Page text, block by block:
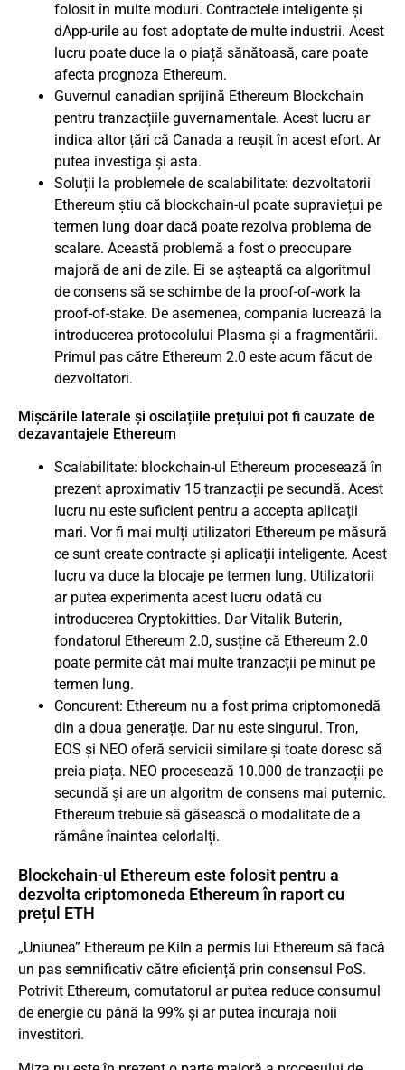
folosit în multe moduri. Contractele inteligente și
dApp-urile au fost adoptate de multe industrii. Acest
lucru poate duce la o piață sănătoasă, care poate
afecta prognoza Ethereum.
Guvernul canadian sprijină Ethereum Blockchain
pentru tranzacțiile guvernamentale. Acest lucru ar
indica altor țări că Canada a reușit în acest efort. Ar
putea investiga și asta.
Soluții la problemele de scalabilitate: dezvoltatorii
Ethereum știu că blockchain-ul poate supraviețui pe
termen lung doar dacă poate rezolva problema de
scalare. Această problemă a fost o preocupare
majoră de ani de zile. Ei se așteaptă ca algoritmul
de consens să se schimbe de la proof-of-work la
proof-of-stake. De asemenea, compania lucrează la
introducerea protocolului Plasma și a fragmentării.
Primul pas către Ethereum 2.0 este acum făcut de
dezvoltatori.
Mișcările laterale și oscilațiile prețului pot fi cauzate de
dezavantajele Ethereum
Scalabilitate: blockchain-ul Ethereum procesează în
prezent aproximativ 15 tranzacții pe secundă. Acest
lucru nu este suficient pentru a accepta aplicații
mari. Vor fi mai mulți utilizatori Ethereum pe măsură
ce sunt create contracte și aplicații inteligente. Acest
lucru va duce la blocaje pe termen lung. Utilizatorii
ar putea experimenta acest lucru odată cu
introducerea Cryptokitties. Dar Vitalik Buterin,
fondatorul Ethereum 2.0, susține că Ethereum 2.0
poate permite cât mai multe tranzacții pe minut pe
termen lung.
Concurent: Ethereum nu a fost prima criptomonedă
din a doua generație. Dar nu este singurul. Tron,
EOS și NEO oferă servicii similare și toate doresc să
preia piața. NEO procesează 10.000 de tranzacții pe
secundă și are un algoritm de consens mai puternic.
Ethereum trebuie să găsească o modalitate de a
rămâne înaintea celorlalți.
Blockchain-ul Ethereum este folosit pentru a
dezvolta criptomoneda Ethereum în raport cu
prețul ETH
„Uniunea” Ethereum pe Kiln a permis lui Ethereum să facă
un pas semnificativ către eficiență prin consensul PoS.
Potrivit Ethereum, comutatorul ar putea reduce consumul
de energie cu până la 99% și ar putea încuraja noii
investitori.